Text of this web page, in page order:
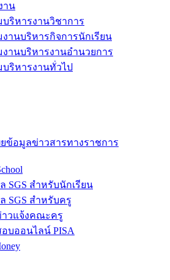
าน
ริหารงานวิชาการ
านบริหารกิจการนักเรียน
านบริหารงานอำนวยการ
ริหารงานทั่วไป
ยข้อมูลข่าวสารทางราชการ
SGS สำหรับนักเรียน
SGS สำหรับครู
วแจ้งคณะครู
บออนไลน์ PISA